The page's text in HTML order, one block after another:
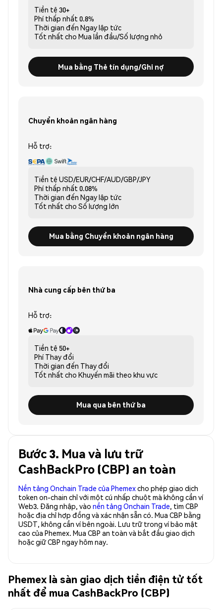
Tiền tệ 30+
Phí thấp nhất 0.8%
Thời gian đến Ngay lập tức
Tốt nhất cho Mua lần đầu/Số lượng nhỏ
Mua bằng Thẻ tín dụng/Ghi nợ
Chuyển khoản ngân hàng
Hỗ trợ:
Tiền tệ USD/EUR/CHF/AUD/GBP/JPY
Phí thấp nhất 0.08%
Thời gian đến Ngay lập tức
Tốt nhất cho Số lượng lớn
Mua bằng Chuyển khoản ngân hàng
Nhà cung cấp bên thứ ba
Hỗ trợ:
Tiền tệ 50+
Phí Thay đổi
Thời gian đến Thay đổi
Tốt nhất cho Khuyến mãi theo khu vực
Mua qua bên thứ ba
Bước 3. Mua và lưu trữ
CashBackPro (CBP) an toàn
Nền tảng Onchain Trade của Phemexcho phép giao dịch
token on-chain chỉ với một cú nhấp chuột mà không cần ví
Web3. Đăng nhập, vào nền tảng Onchain Trade, tìm CBP
hoặc địa chỉ hợp đồng và xác nhận sẵn có. Mua CBP bằng
USDT, không cần ví bên ngoài. Lưu trữ trong ví bảo mật
cao của Phemex. Mua CBP an toàn và bắt đầu giao dịch
hoặc giữ CBP ngay hôm nay.
Phemex là sàn giao dịch tiền điện tử tốt
nhất để mua CashBackPro (CBP)